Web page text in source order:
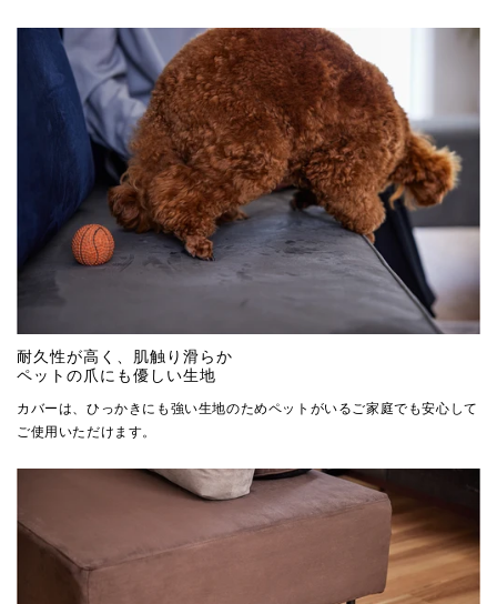
耐久性が高く、肌触り滑らか
ペットの爪にも優しい生地
カバーは、ひっかきにも強い生地のためペットがいるご家庭でも安心して
ご使用いただけます。